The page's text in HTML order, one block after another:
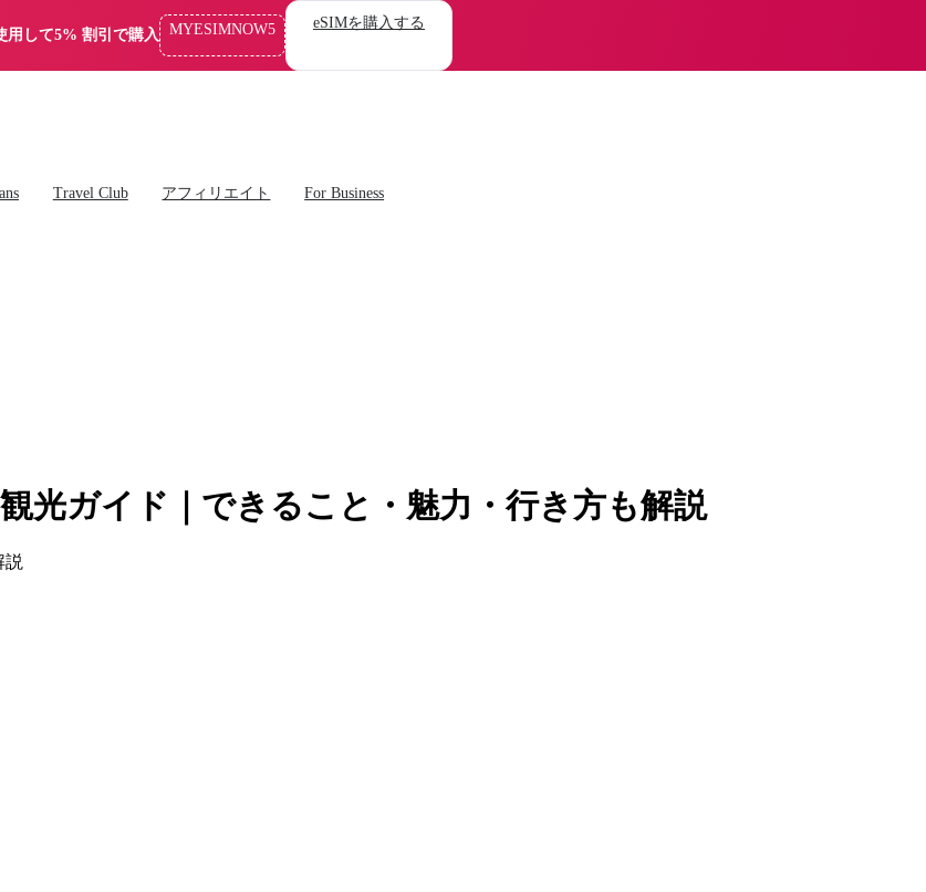
用して5% 割引で購入 MYESIMNOW5 eSIMを購入する
Travel Club アフィリエイト For Business
光ガイド｜できること・魅力・行き方も解説
説